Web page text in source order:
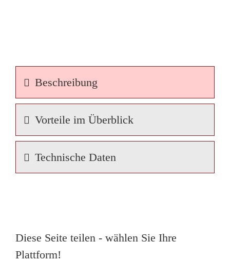
Beschreibung
Vorteile im Überblick
Technische Daten
Diese Seite teilen - wählen Sie Ihre
Plattform!